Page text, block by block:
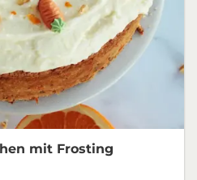
mit Frosting